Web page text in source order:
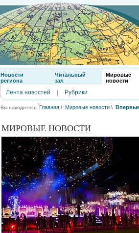
Новости
региона
Читальный
зал
Мировые
новости
Лента новостей Рубрики
Вы находитесь: Главная \ Мировые новости \
МИРОВЫЕ НОВОСТИ